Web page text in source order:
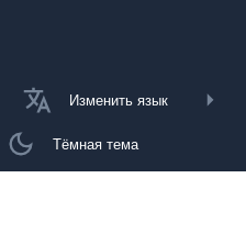
Изменить язык
Тёмная тема